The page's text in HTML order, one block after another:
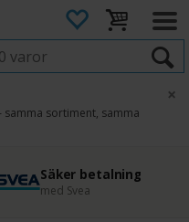
samma sortiment, samma
×
Säker betalning
med Svea
45 dagars ångerrätt
Enkel retur